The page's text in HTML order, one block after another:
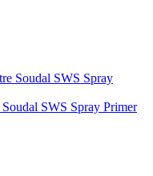
SWS Spray Primer